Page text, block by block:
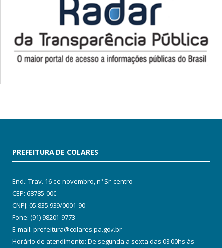
PREFEITURA DE COLARES
End.: Trav. 16 de novembro, nº Sn centro
CEP: 68785-000
CNPJ: 05.835.939/0001-90
Fone: (91) 98201-9773
E-mail: prefeitura@colares.pa.gov.br
Horário de atendimento: De segunda a sexta das 08:00hs às